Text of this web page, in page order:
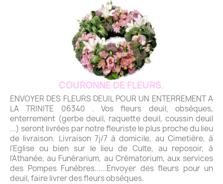
COURONNE DE FLEURS.
ENVOYER DES FLEURS DEUIL POUR UN ENTERREMENT A
LA TRINITE 06340 . Vos fleurs deuil, obsèques,
enterrement (gerbe deuil, raquette deuil, coussin deuil
...) seront livrées par notre fleuriste le plus proche du lieu
de livraison. Livraison 7j/7 à domicile, au Cimetière, à
l'Eglise ou bien sur le lieu de Culte, au reposoir, à
l'Athanée, au Funérarium, au Crématorium, aux services
des Pompes Funèbres......Envoyer des fleurs pour un
deuil, faire livrer des fleurs obsèques.